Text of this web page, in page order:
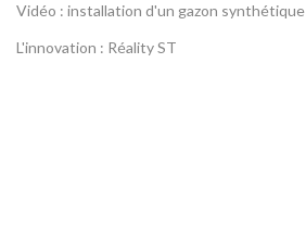
Vidéo : installation d'un gazon synthétique
L'innovation : Réality ST